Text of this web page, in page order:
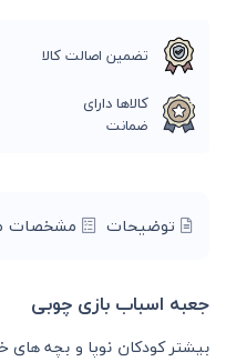
تضمین اصالت کالا
کالاها دارای
ضمانت
توضیحات مشخصات
جعبه اسباب بازی چوبی
بیشتر کودکان نوپا و بچه های